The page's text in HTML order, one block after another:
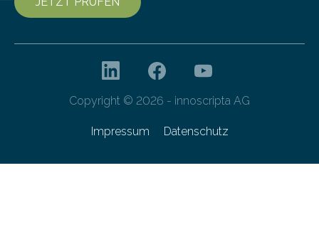
Copyright © 2026 - innoscripta AG
Impressum Datenschutz